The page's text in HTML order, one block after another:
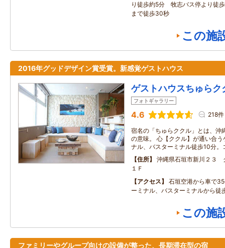
り徒歩約5分 牧志バス停より徒
まで徒歩30秒
この施
2016年グッドデザイン賞受賞。新感覚ゲストハウス
ゲストハウスちゅらク
フォトギャラリー
4.6 218件
宿名の「ちゅらククル」とは、沖
の意味。 心【ククル】が通い合
ナル、バスターミナル徒歩10分。
住所
沖縄県石垣市新川２３
１Ｆ
アクセス
石垣空港から車で
ーミナル、バスターミナルから徒
この施
ファミリーやグループ向けの設備が整った、長期滞在型の宿